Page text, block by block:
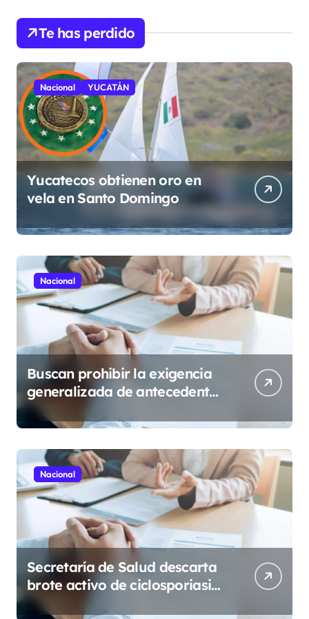
Te has perdido
Nacional YUCATÁN
Yucatecos obtienen oro en
vela en Santo Domingo
Nacional
Buscan prohibir la exigencia
generalizada de antecedentes
penales para obtener empleo
en México
Nacional
Secretaría de Salud descarta
brote activo de ciclosporiasis
en México y pide tranquilidad